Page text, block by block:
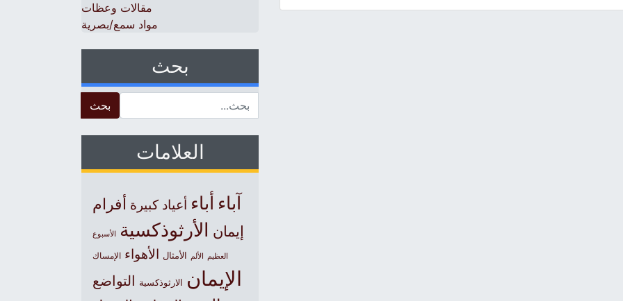
مقالات وعظات
مواد سمع/بصرية
بحث
العلامات
آباء أباء أعياد كبيرة أفرام
إيمان الأرثوذكسية الأسبوع
العظيم الألم الأمثال الأهواء الإمساك
الإيمان الارثوذكسية التواضع